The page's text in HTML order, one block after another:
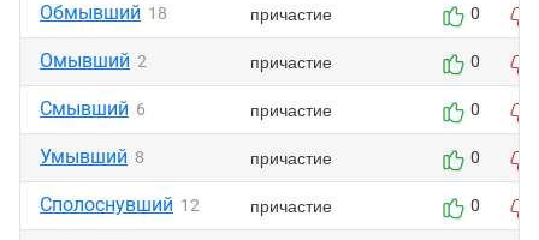
Обмывший 18 причастие 0
Омывший 2 причастие 0
Смывший 6 причастие 0
Умывший 8 причастие 0
Сполоснувший 12 причастие 0